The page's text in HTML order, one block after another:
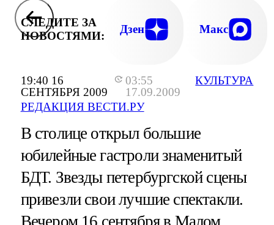
19:40 16
СЕНТЯБРЯ 2009
03:55
17.09.2009
РЕДАКЦИЯ ВЕСТИ.РУ
КУЛЬТУРА
СЛЕДИТЕ ЗА
НОВОСТЯМИ:
Дзен Макс
В столице открыл большие
юбилейные гастроли знаменитый
БДТ. Звезды петербургской сцены
привезли свои лучшие спектакли.
Вечером 16 сентября в Малом